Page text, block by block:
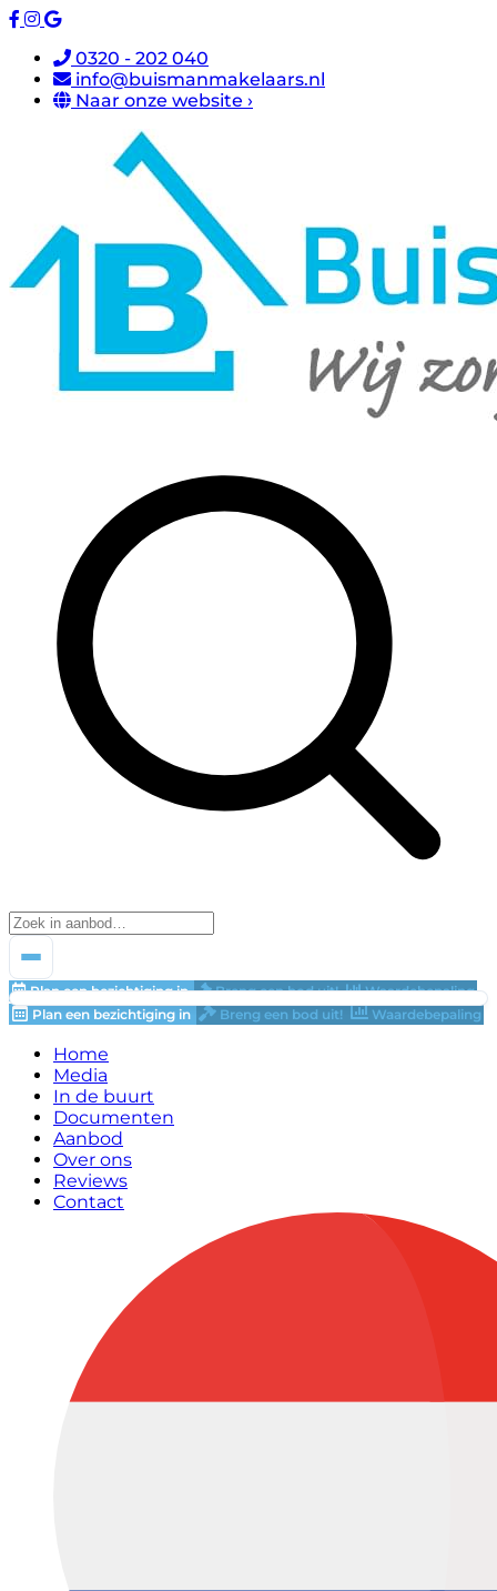
0320 - 202 040
info@buismanmakelaars.nl
Naar onze website ›
Plan een bezichtiging in Breng een bod uit!
Waardebepaling
Plan een bezichtiging in
Breng een bod uit! Waardebepaling
Home
Media
In de buurt
Documenten
Aanbod
Over ons
Reviews
Contact